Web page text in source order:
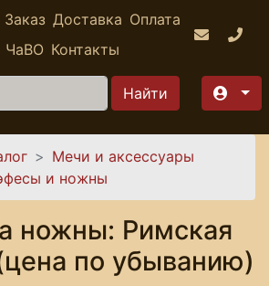
содержанию
Заказ Доставка Оплата
ЧаВО Контакты
Мечи и аксессуары
и ножны
ножны: Римская
по убыванию)